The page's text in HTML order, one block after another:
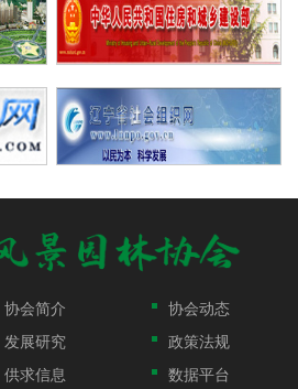
协会简介
协会动态
发展研究
政策法规
供求信息 数据平台